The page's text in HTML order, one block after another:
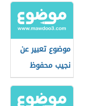
موضوع تعبير عن
نجيب محفوظ